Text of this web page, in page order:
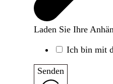
Laden Sie Ihre
Ich bin mit
Senden